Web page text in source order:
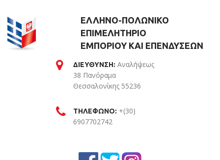
ΕΛΛΗΝΟ-ΠΟΛΩΝΙΚΟ
ΕΠΙΜΕΛΗΤΗΡΙΟ
ΕΜΠΟΡΙΟΥ ΚΑΙ ΕΠΕΝΔΥΣΕΩΝ
ΔΙΕΥΘΥΝΣΗ: Αναλήψεως
38 Πανόραμα
Θεσσαλονίκης 55236
ΤΗΛΕΦΩΝΟ: +(30)
6907702742